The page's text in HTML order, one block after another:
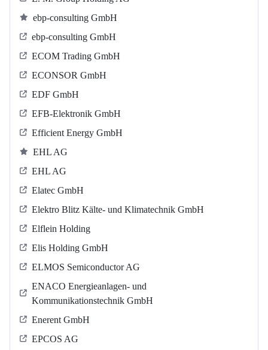
ebp-consulting GmbH
ebp-consulting GmbH
ECOM Trading GmbH
ECONSOR GmbH
EDF GmbH
EFB-Elektronik GmbH
Efficient Energy GmbH
EHL AG
EHL AG
Elatec GmbH
Elektro Blitz Kälte- und Klimatechnik GmbH
Elflein Holding
Elis Holding GmbH
ELMOS Semiconductor AG
ENACO Energieanlagen- und
Kommunikationstechnik GmbH
Enerent GmbH
EPCOS AG